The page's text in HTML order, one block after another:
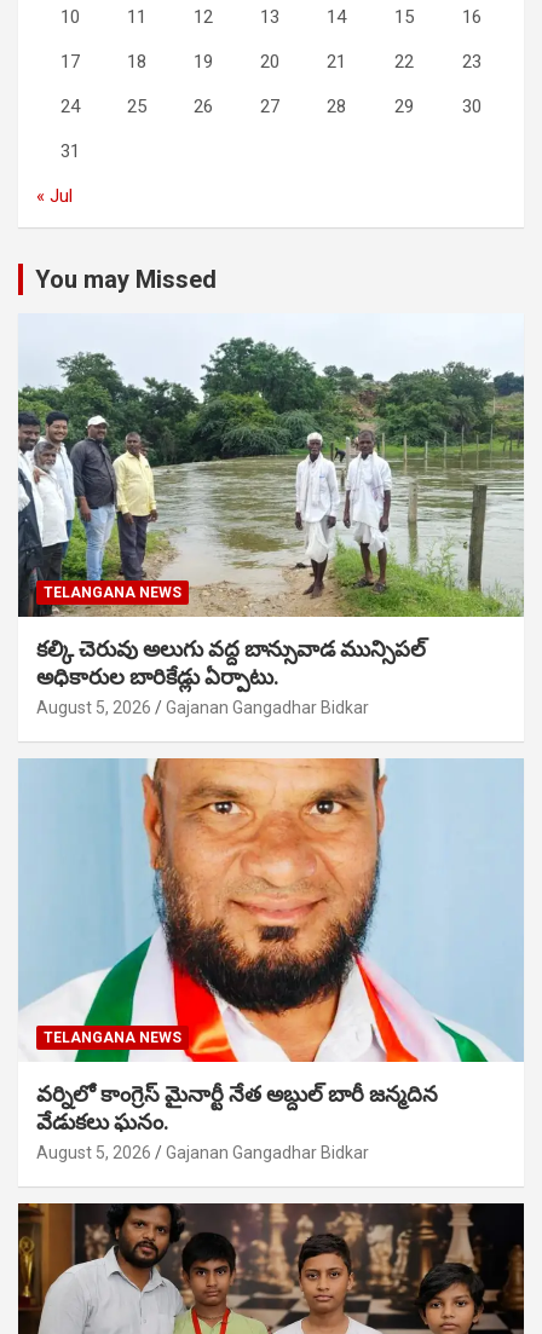
10 11 12 13 14 15 16
17 18 19 20 21 22 23
24 25 26 27 28 29 30
31
« Jul
You may Missed
TELANGANA NEWS
కల్కి చెరువు అలుగు వద్ద బాన్సువాడ మున్సిపల్
అధికారుల బారికేడ్లు ఏర్పాటు.
August 5, 2026 Gajanan Gangadhar Bidkar
TELANGANA NEWS
వర్నిలో కాంగ్రెస్ మైనార్టీ నేత అబ్దుల్ బారీ జన్మదిన
వేడుకలు ఘనం.
August 5, 2026 Gajanan Gangadhar Bidkar